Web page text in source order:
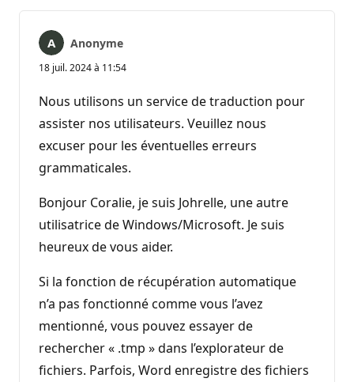
Anonyme
18 juil. 2024 à 11:54
Nous utilisons un service de traduction pour
assister nos utilisateurs. Veuillez nous
excuser pour les éventuelles erreurs
grammaticales.
Bonjour Coralie, je suis Johrelle, une autre
utilisatrice de Windows/Microsoft. Je suis
heureux de vous aider.
Si la fonction de récupération automatique
n’a pas fonctionné comme vous l’avez
mentionné, vous pouvez essayer de
rechercher « .tmp » dans l’explorateur de
fichiers. Parfois, Word enregistre des fichiers